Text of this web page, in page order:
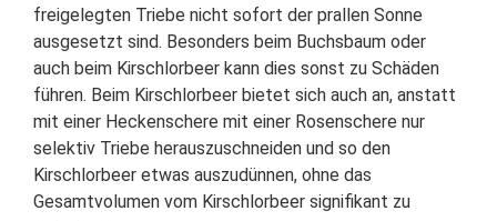
freigelegten Triebe nicht sofort der prallen Sonne
ausgesetzt sind. Besonders beim Buchsbaum oder
auch beim Kirschlorbeer kann dies sonst zu Schäden
führen. Beim Kirschlorbeer bietet sich auch an, anstatt
mit einer Heckenschere mit einer Rosenschere nur
selektiv Triebe herauszuschneiden und so den
Kirschlorbeer etwas auszudünnen, ohne das
Gesamtvolumen vom Kirschlorbeer signifikant zu